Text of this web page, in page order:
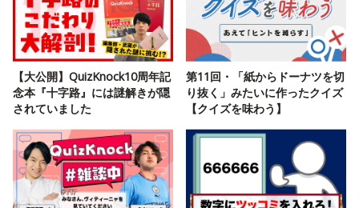
【大公開】QuizKnock10周年記
念本『十字路』には謎解きが隠
されていました
第11回・「紙からドーナツを切
り抜く」みたいに作ったクイズ
【クイズを味わう】